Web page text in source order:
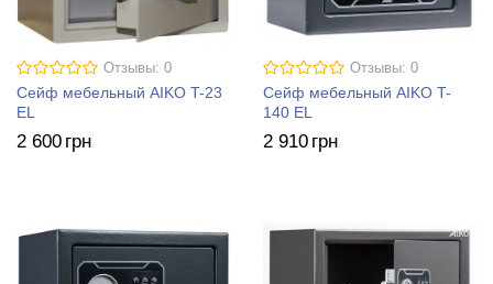
Отзывы: 0
Сейф мебельный AIKO T-23
EL
2 600 грн
Отзывы: 0
Сейф мебельный AIKO T-
140 EL
2 910 грн